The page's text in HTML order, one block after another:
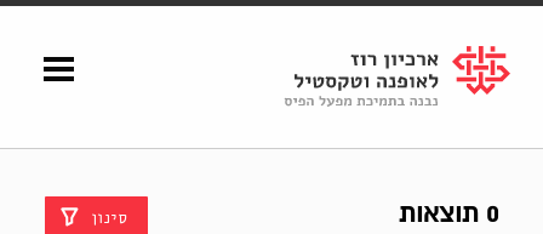
Shenkar
Logo
0 תוצאות סינון